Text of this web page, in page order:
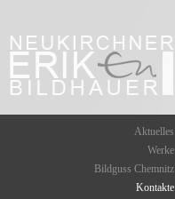
Aktuelles
Werke
Bildguss Chemnitz
Kontakte